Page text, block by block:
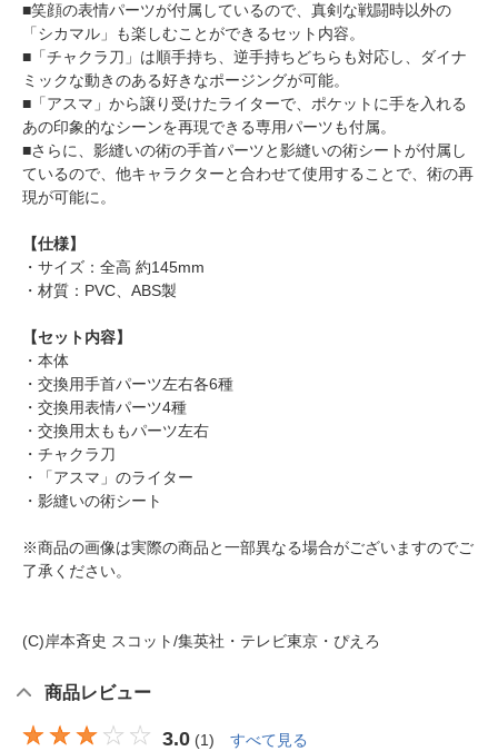
■笑顔の表情パーツが付属しているので、真剣な戦闘時以外の
「シカマル」も楽しむことができるセット内容。
■「チャクラ刀」は順手持ち、逆手持ちどちらも対応し、ダイナ
ミックな動きのある好きなポージングが可能。
■「アスマ」から譲り受けたライターで、ポケットに手を入れる
あの印象的なシーンを再現できる専用パーツも付属。
■さらに、影縫いの術の手首パーツと影縫いの術シートが付属し
ているので、他キャラクターと合わせて使用することで、術の再
現が可能に。
【仕様】
・サイズ：全高 約145mm
・材質：PVC、ABS製
【セット内容】
・本体
・交換用手首パーツ左右各6種
・交換用表情パーツ4種
・交換用太ももパーツ左右
・チャクラ刀
・「アスマ」のライター
・影縫いの術シート
※商品の画像は実際の商品と一部異なる場合がございますのでご
了承ください。
(C)岸本斉史 スコット/集英社・テレビ東京・ぴえろ
商品レビュー
3.0 (1) すべて見る